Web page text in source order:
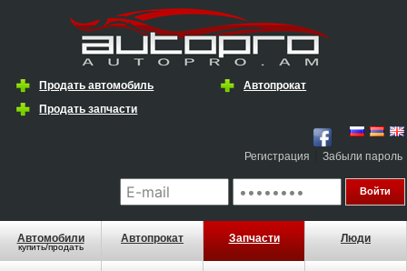
Продать автомобиль
Автопрокат
Продать запчасти
Регистрация Забыли пароль
Автомобили
купить/продать
Автопрокат Запчасти Люди